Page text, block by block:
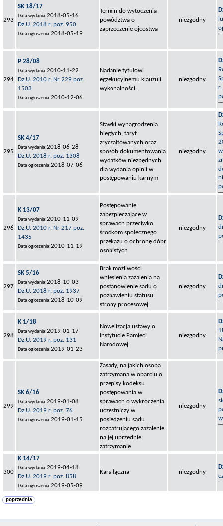
293
SK 18/17
Data wydania:2018-05-16
Dz.U. 2018 r. poz. 950
Data ogłoszenia:2018-05-19
Termin do wytoczenia
powództwa o
zaprzeczenie ojcostwa
niezgodny
294
P 28/08
Data wydania:2010-11-22
Dz.U. 2010 r. Nr 229 poz.
1503
Data ogłoszenia:2010-12-06
Nadanie tytułowi
egzekucyjnemu klauzuli
wykonalności.
niezgodny
r.
295
SK 4/17
Data wydania:2018-06-28
Dz.U. 2018 r. poz. 1308
Data ogłoszenia:2018-07-06
Stawki wynagrodzenia
biegłych, taryf
zryczałtowanych oraz
sposób dokumentowania
wydatków niezbędnych
dla wydania opinii w
postępowaniu karnym
niezgodny
296
K 13/07
Data wydania:2010-11-09
Dz.U. 2010 r. Nr 217 poz.
1435
Data ogłoszenia:2010-11-19
Postępowanie
zabezpieczające w
sprawach przeciwko
środkom społecznego
przekazu o ochronę dóbr
osobistych
niezgodny
297
SK 5/16
Data wydania:2018-10-03
Dz.U. 2018 r. poz. 1937
Data ogłoszenia:2018-10-09
Brak możliwości
wniesienia zażalenia na
postanowienie sądu o
pozbawieniu statusu
strony procesowej
niezgodny
298
K 1/18
Data wydania:2019-01-17
Dz.U. 2019 r. poz. 131
Data ogłoszenia:2019-01-23
Nowelizacja ustawy o
Instytucie Pamięci
Narodowej
niezgodny
299
SK 6/16
Data wydania:2019-01-08
Dz.U. 2019 r. poz. 76
Data ogłoszenia:2019-01-15
Zasady, na jakich osoba
zatrzymana w oparciu o
przepisy kodeksu
postępowania w
sprawach o wykroczenia
uczestniczy w
posiedzeniu sądu
rozpatrującego zażalenie
na jej uprzednie
zatrzymanie
niezgodny
300
K 14/17
Data wydania:2019-04-18
Dz.U. 2019 r. poz. 858
Data ogłoszenia:2019-05-09
Kara łączna niezgodny
poprzednia